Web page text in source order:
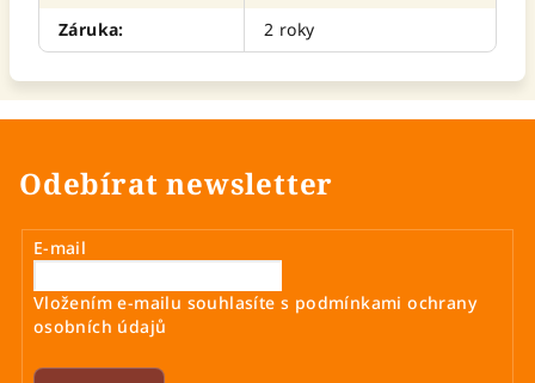
Záruka: 2 roky
Odebírat newsletter
E-mail
Vložením e-mailu souhlasíte s podmínkami ochrany
osobních údajů